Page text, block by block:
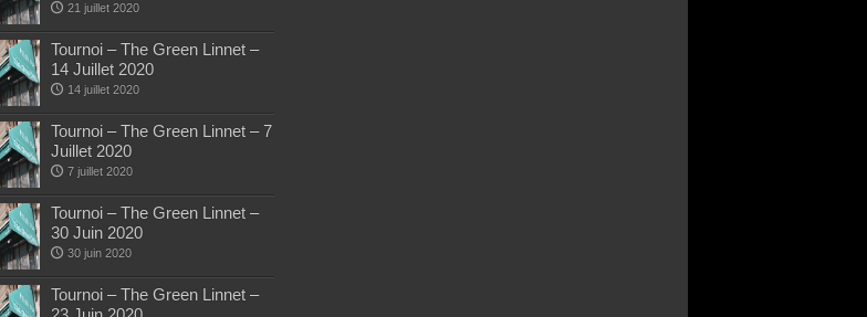
21 juillet 2020
Tournoi – The Green Linnet –
14 Juillet 2020
14 juillet 2020
Tournoi – The Green Linnet – 7
Juillet 2020
7 juillet 2020
Tournoi – The Green Linnet –
30 Juin 2020
30 juin 2020
Tournoi – The Green Linnet –